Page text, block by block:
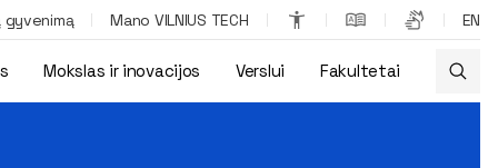
gyvenimą Mano VILNIUS TECH EN
Mokslas ir inovacijos Verslui Fakultetai